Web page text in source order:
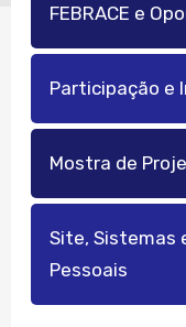
FEBRACE e
Participação e
Mostra de
Site, Sistemas
Pessoais